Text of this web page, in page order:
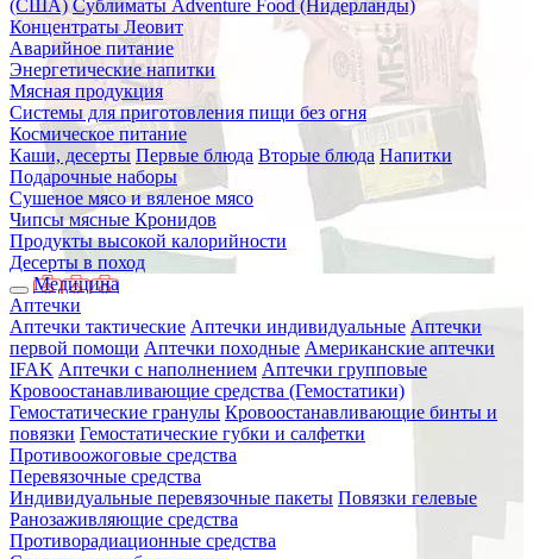
(США) Сублиматы Adventure Food (Нидерланды)
Концентраты Леовит
Аварийное питание
Энергетические напитки
Мясная продукция
Системы для приготовления пищи без огня
Космическое питание
Каши, десерты Первые блюда Вторые блюда Напитки
Подарочные наборы
Сушеное мясо и вяленое мясо
Чипсы мясные Кронидов
Продукты высокой калорийности
Десерты в поход
Медицина
Аптечки
Аптечки тактические Аптечки индивидуальные Аптечки
первой помощи Аптечки походные Американские аптечки
IFAK Аптечки с наполнением Аптечки групповые
Кровоостанавливающие средства (Гемостатики)
Гемостатические гранулы Кровоостанавливающие бинты и
повязки Гемостатические губки и салфетки
Противоожоговые средства
Перевязочные средства
Индивидуальные перевязочные пакеты Повязки гелевые
Ранозаживляющие средства
Противорадиационные средства